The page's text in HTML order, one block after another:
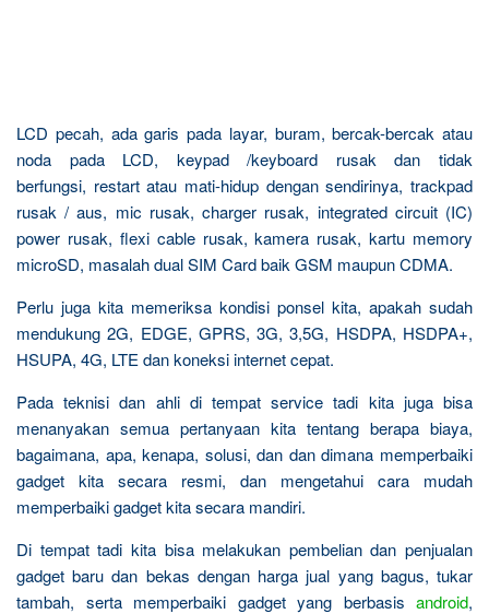
LCD pecah, ada garis pada layar, buram, bercak-bercak atau
noda pada LCD, keypad /keyboard rusak dan tidak
berfungsi, restart atau mati-hidup dengan sendirinya, trackpad
rusak / aus, mic rusak, charger rusak, integrated circuit (IC)
power rusak, flexi cable rusak, kamera rusak, kartu memory
microSD, masalah dual SIM Card baik GSM maupun CDMA.
Perlu juga kita memeriksa kondisi ponsel kita, apakah sudah
mendukung 2G, EDGE, GPRS, 3G, 3,5G, HSDPA, HSDPA+,
HSUPA, 4G, LTE dan koneksi internet cepat.
Pada teknisi dan ahli di tempat service tadi kita juga bisa
menanyakan semua pertanyaan kita tentang berapa biaya,
bagaimana, apa, kenapa, solusi, dan dan dimana memperbaiki
gadget kita secara resmi, dan mengetahui cara mudah
memperbaiki gadget kita secara mandiri.
Di tempat tadi kita bisa melakukan pembelian dan penjualan
gadget baru dan bekas dengan harga jual yang bagus, tukar
tambah, serta memperbaiki gadget yang berbasis android,